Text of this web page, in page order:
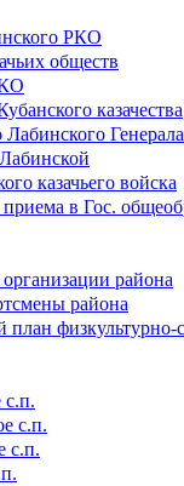
РКО
обществ
казачества
казачьего войска
в Гос.
района
района
план
с.п.
с.п.
с.п.